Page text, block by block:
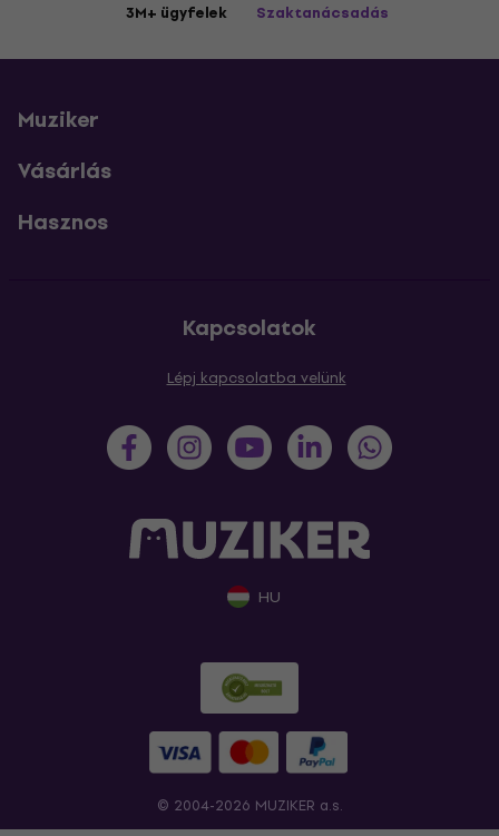
3M+ ügyfelek Szaktanácsadás
Muziker
Vásárlás
Hasznos
Kapcsolatok
Lépj kapcsolatba velünk
HU
© 2004-2026 MUZIKER a.s.